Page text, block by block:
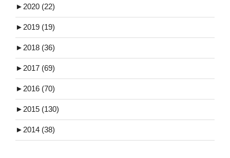
► 2020 (22)
► 2019 (19)
► 2018 (36)
► 2017 (69)
► 2016 (70)
► 2015 (130)
► 2014 (38)